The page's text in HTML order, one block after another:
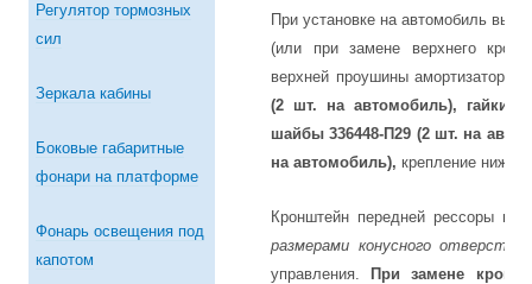
Регулятор тормозных
сил
Зеркала кабины
Боковые габаритные
фонари на платформе
Фонарь освещения под
капотом
При установке на автомобиль
(или при замене верхнего
верхней проушины амортизатора
(2 шт. на автомобиль), гайки
шайбы 336448-П29 (2 шт. на
на автомобиль), крепление
Кронштейн передней рессоры
размерами конусного отверстия
управления.
При замене